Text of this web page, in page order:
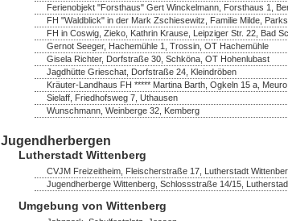
Ferienobjekt "Forsthaus" Gert Winckelmann, Forsthaus 1,
FH "Waldblick" in der Mark Zschiesewitz, Familie Milde,
FH in Coswig, Zieko, Kathrin Krause, Leipziger Str. 22, Bad
Gernot Seeger, Hachemühle 1, Trossin, OT Hachemühle
Gisela Richter, Dorfstraße 30, Schköna, OT Hohenlubast
Jagdhütte Grieschat, Dorfstraße 24, Kleindröben
Kräuter-Landhaus FH ***** Martina Barth, Ogkeln 15 a, Meuro
Sielaff, Friedhofsweg 7, Uthausen
Wunschmann, Weinberge 32, Kemberg
Jugendherbergen
Lutherstadt Wittenberg
CVJM Freizeitheim, Fleischerstraße 17, Lutherstadt
Jugendherberge Wittenberg, Schlossstraße 14/15,
Umgebung von Wittenberg